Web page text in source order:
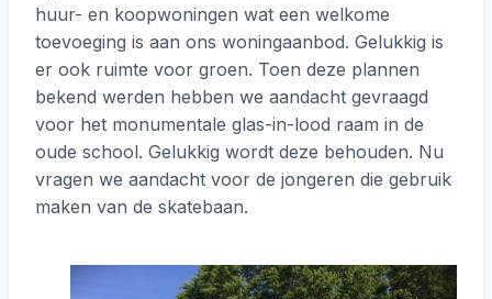
huur- en koopwoningen wat een welkome
toevoeging is aan ons woningaanbod. Gelukkig is
er ook ruimte voor groen. Toen deze plannen
bekend werden hebben we aandacht gevraagd
voor het monumentale glas-in-lood raam in de
oude school. Gelukkig wordt deze behouden. Nu
vragen we aandacht voor de jongeren die gebruik
maken van de skatebaan.